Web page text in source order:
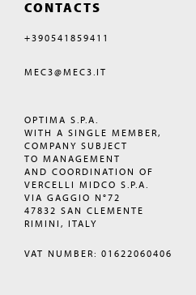
CONTACTS
+390541859411
MEC3@MEC3.IT
OPTIMA S.P.A.
WITH A SINGLE MEMBER,
COMPANY SUBJECT
TO MANAGEMENT
AND COORDINATION OF
VERCELLI MIDCO S.P.A.
VIA GAGGIO N°72
47832 SAN CLEMENTE
RIMINI, ITALY
VAT NUMBER: 01622060406